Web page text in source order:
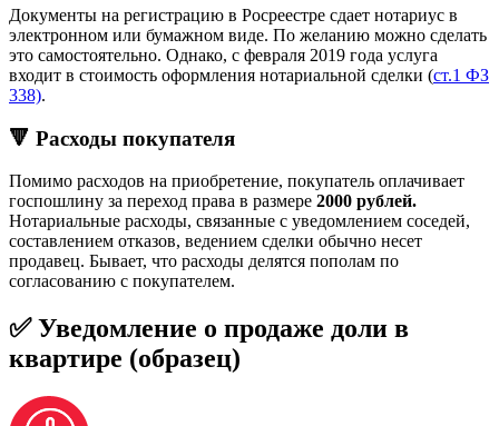
Документы на регистрацию в Росреестре сдает нотариус в
электронном или бумажном виде. По желанию можно сделать
это самостоятельно. Однако, с февраля 2019 года услуга
входит в стоимость оформления нотариальной сделки (ст.1 ФЗ
338).
🔻 Расходы покупателя
Помимо расходов на приобретение, покупатель оплачивает
госпошлину за переход права в размере 2000 рублей.
Нотариальные расходы, связанные с уведомлением соседей,
составлением отказов, ведением сделки обычно несет
продавец. Бывает, что расходы делятся пополам по
согласованию с покупателем.
✅ Уведомление о продаже доли в
квартире (образец)